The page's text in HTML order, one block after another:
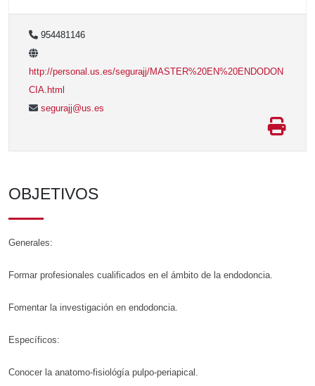
954481146
http://personal.us.es/segurajj/MASTER%20EN%20ENDODON
CIA.html
segurajj@us.es
OBJETIVOS
Generales:
Formar profesionales cualificados en el ámbito de la endodoncia.
Fomentar la investigación en endodoncia.
Específicos:
Conocer la anatomo-fisiológía pulpo-periapical.